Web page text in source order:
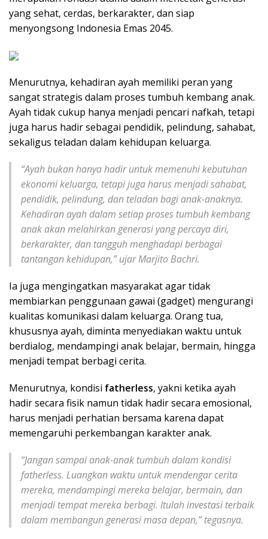
yang sehat, cerdas, berkarakter, dan siap
menyongsong Indonesia Emas 2045.
Menurutnya, kehadiran ayah memiliki peran yang
sangat strategis dalam proses tumbuh kembang anak.
Ayah tidak cukup hanya menjadi pencari nafkah, tetapi
juga harus hadir sebagai pendidik, pelindung, sahabat,
sekaligus teladan dalam kehidupan keluarga.
“Ayah bukan hanya hadir untuk memenuhi kebutuhan
ekonomi keluarga, tetapi juga harus menjadi sahabat,
pendidik, pelindung, dan teladan bagi anak-anaknya.
Kehadiran ayah dalam setiap proses tumbuh kembang
anak akan melahirkan generasi yang percaya diri,
berkarakter, dan tangguh menghadapi berbagai
tantangan kehidupan,” ujar Marjito Bachri.
Ia juga mengingatkan masyarakat agar tidak
membiarkan penggunaan gawai (gadget) mengurangi
kualitas komunikasi dalam keluarga. Orang tua,
khususnya ayah, diminta menyediakan waktu untuk
berdialog, mendampingi anak belajar, bermain, hingga
menjadi tempat berbagi cerita.
Menurutnya, kondisi fatherless, yakni ketika ayah
hadir secara fisik namun tidak hadir secara emosional,
harus menjadi perhatian bersama karena dapat
memengaruhi perkembangan karakter anak.
“Jangan sampai anak-anak tumbuh dalam kondisi
fatherless. Luangkan waktu untuk mendengar cerita
mereka, mendampingi mereka belajar, bermain, dan
menjadi tempat mereka berbagi. Itulah investasi terbaik
dalam membangun generasi masa depan,” tegasnya.